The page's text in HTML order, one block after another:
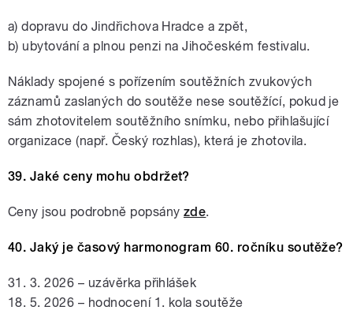
a) dopravu do Jindřichova Hradce a zpět,
b) ubytování a plnou penzi na Jihočeském festivalu.
Náklady spojené s pořízením soutěžních zvukových
záznamů zaslaných do soutěže nese soutěžící, pokud je
sám zhotovitelem soutěžního snímku, nebo přihlašující
organizace (např. Český rozhlas), která je zhotovila.
39. Jaké ceny mohu obdržet?
Ceny jsou podrobně popsány zde.
40. Jaký je časový harmonogram 60. ročníku soutěže?
31. 3. 2026 – uzávěrka přihlášek
18. 5. 2026 – hodnocení 1. kola soutěže